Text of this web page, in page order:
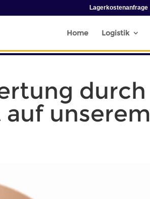
Lagerkostenanfrage
Home Logistik
durch
auf unserem